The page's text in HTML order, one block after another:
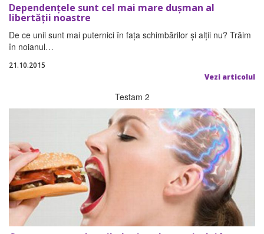
Dependenţele sunt cel mai mare duşman al
libertăţii noastre
De ce unii sunt mai puternici în faţa schimbărilor şi alţii nu? Trăim
în noianul…
21.10.2015
Vezi articolul
Testam 2